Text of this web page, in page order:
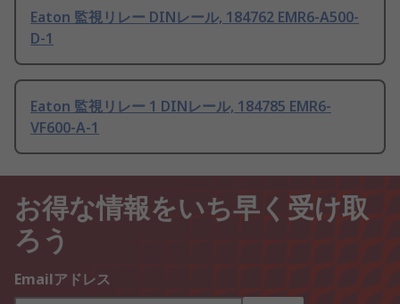
Eaton 監視リレー DINレール, 184762 EMR6-A500-
D-1
Eaton 監視リレー 1 DINレール, 184785 EMR6-
VF600-A-1
お得な情報をいち早く受け取
ろう
Emailアドレス